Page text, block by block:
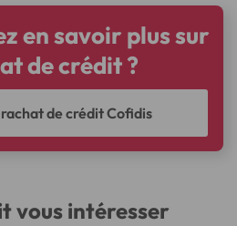
en savoir plus sur
de crédit ?
de crédit Cofidis
vous intéresser